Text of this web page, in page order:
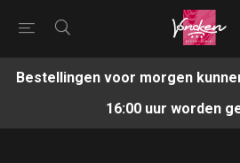
Bestellingen voor morgen
16:00 uur worden